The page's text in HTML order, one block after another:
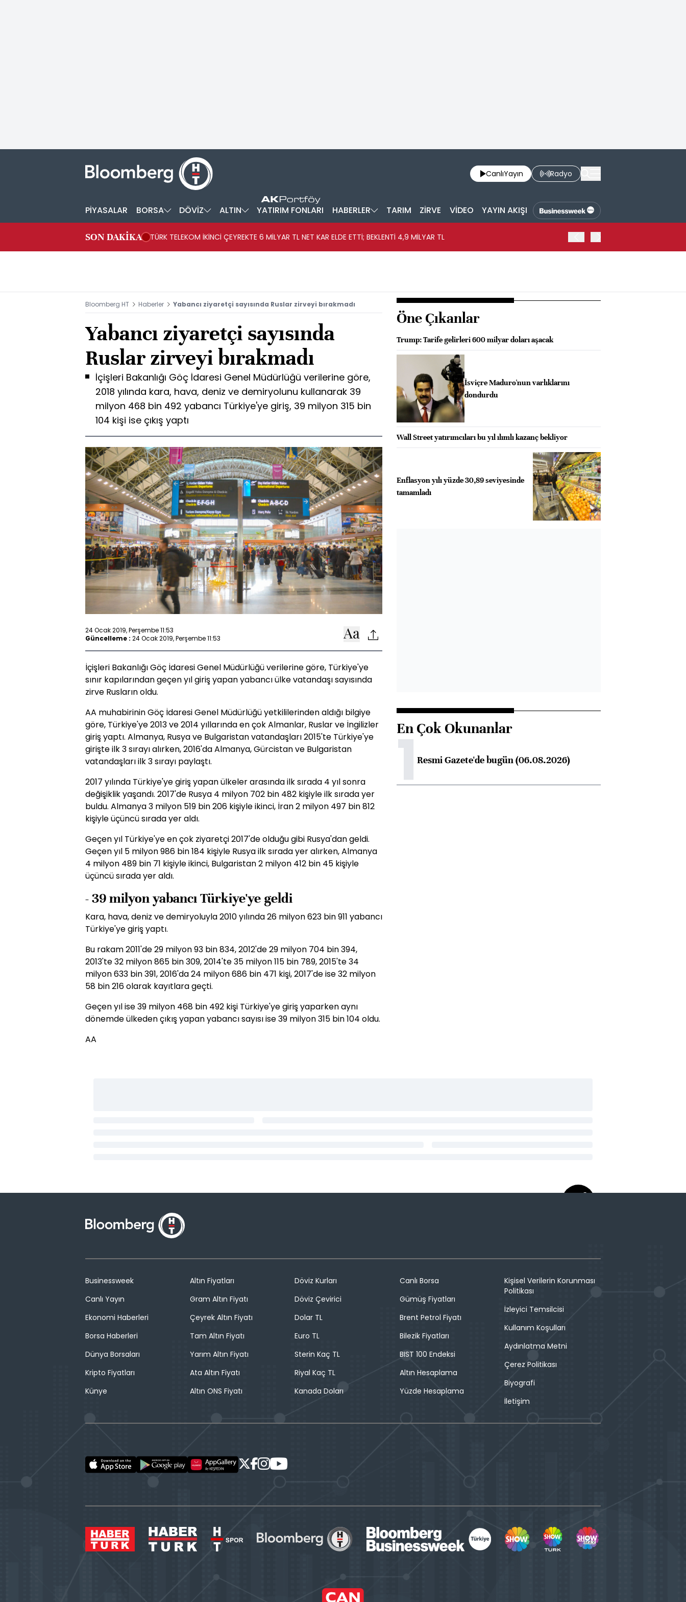
CanlıYayın Radyo
PİYASALAR BORSA DÖVİZ ALTIN YATIRIM FONLARI HABERLER TARIM ZİRVE VİDEO YAYIN AKIŞI
SON DAKİKA TÜRK TELEKOM İKİNCİ ÇEYREKTE 6 MİLYAR TL NET KAR ELDE ETTİ; BEKLENTİ 4,9 MİLYAR TL
Bloomberg HT Haberler Yabancı ziyaretçi sayısında Ruslar zirveyi bırakmadı
Yabancı ziyaretçi sayısında
Ruslar zirveyi bırakmadı
İçişleri Bakanlığı Göç İdaresi Genel Müdürlüğü verilerine göre,
2018 yılında kara, hava, deniz ve demiryolunu kullanarak 39
milyon 468 bin 492 yabancı Türkiye'ye giriş, 39 milyon 315 bin
104 kişi ise çıkış yaptı
24 Ocak 2019, Perşembe 11:53
Güncelleme : 24 Ocak 2019, Perşembe 11:53
İçişleri Bakanlığı Göç İdaresi Genel Müdürlüğü verilerine göre, Türkiye'ye
sınır kapılarından geçen yıl giriş yapan yabancı ülke vatandaşı sayısında
zirve Rusların oldu.
AA muhabirinin Göç İdaresi Genel Müdürlüğü yetkililerinden aldığı bilgiye
göre, Türkiye'ye 2013 ve 2014 yıllarında en çok Almanlar, Ruslar ve İngilizler
giriş yaptı. Almanya, Rusya ve Bulgaristan vatandaşları 2015'te Türkiye'ye
girişte ilk 3 sırayı alırken, 2016'da Almanya, Gürcistan ve Bulgaristan
vatandaşları ilk 3 sırayı paylaştı.
2017 yılında Türkiye'ye giriş yapan ülkeler arasında ilk sırada 4 yıl sonra
değişiklik yaşandı. 2017'de Rusya 4 milyon 702 bin 482 kişiyle ilk sırada yer
buldu. Almanya 3 milyon 519 bin 206 kişiyle ikinci, İran 2 milyon 497 bin 812
kişiyle üçüncü sırada yer aldı.
Geçen yıl Türkiye'ye en çok ziyaretçi 2017'de olduğu gibi Rusya'dan geldi.
Geçen yıl 5 milyon 986 bin 184 kişiyle Rusya ilk sırada yer alırken, Almanya
4 milyon 489 bin 71 kişiyle ikinci, Bulgaristan 2 milyon 412 bin 45 kişiyle
üçüncü sırada yer aldı.
- 39 milyon yabancı Türkiye'ye geldi
Kara, hava, deniz ve demiryoluyla 2010 yılında 26 milyon 623 bin 911 yabancı
Türkiye'ye giriş yaptı.
Bu rakam 2011'de 29 milyon 93 bin 834, 2012'de 29 milyon 704 bin 394,
2013'te 32 milyon 865 bin 309, 2014'te 35 milyon 115 bin 789, 2015'te 34
milyon 633 bin 391, 2016'da 24 milyon 686 bin 471 kişi, 2017'de ise 32 milyon
58 bin 216 olarak kayıtlara geçti.
Geçen yıl ise 39 milyon 468 bin 492 kişi Türkiye'ye giriş yaparken aynı
dönemde ülkeden çıkış yapan yabancı sayısı ise 39 milyon 315 bin 104 oldu.
AA
Öne Çıkanlar
Trump: Tarife gelirleri 600 milyar doları aşacak
İsviçre Maduro'nun varlıklarını
dondurdu
Wall Street yatırımcıları bu yıl ılımlı kazanç bekliyor
Enflasyon yılı yüzde 30,89 seviyesinde
tamamladı
En Çok Okunanlar
1Resmi Gazete'de bugün (06.08.2026)
Businessweek
Canlı Yayın
Ekonomi Haberleri
Borsa Haberleri
Dünya Borsaları
Kripto Fiyatları
Künye
Altın Fiyatları
Gram Altın Fiyatı
Çeyrek Altın Fiyatı
Tam Altın Fiyatı
Yarım Altın Fiyatı
Ata Altın Fiyatı
Altın ONS Fiyatı
Döviz Kurları
Döviz Çevirici
Dolar TL
Euro TL
Sterin Kaç TL
Riyal Kaç TL
Kanada Doları
Canlı Borsa
Gümüş Fiyatları
Brent Petrol Fiyatı
Bilezik Fiyatları
BIST 100 Endeksi
Altın Hesaplama
Yüzde Hesaplama
Kişisel Verilerin Korunması
Politikası
İzleyici Temsilcisi
Kullanım Koşulları
Aydınlatma Metni
Çerez Politikası
Biyografi
İletişim